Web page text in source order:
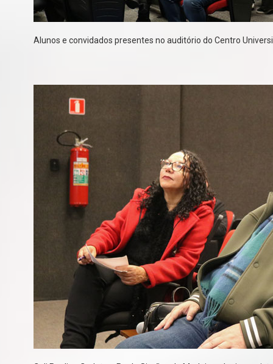
Alunos e convidados presentes no auditório do Centro